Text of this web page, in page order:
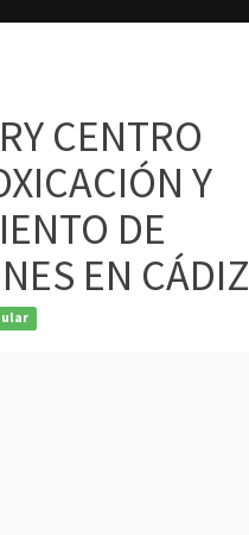
CENTRO
Y
DE
EN CÁDIZ